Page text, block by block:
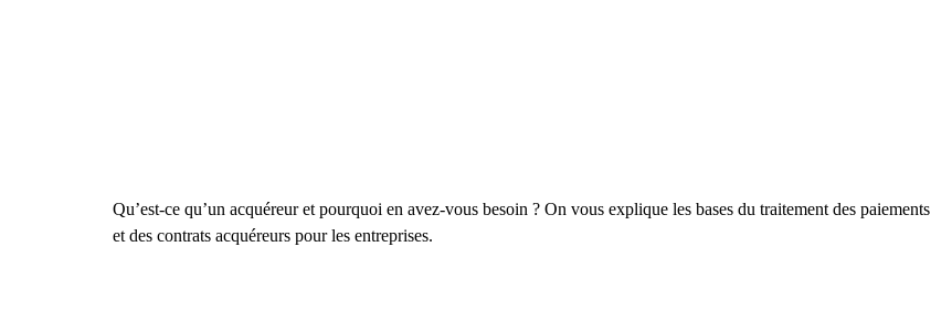
Qu’est-ce qu’un acquéreur et pourquoi en avez-vous besoin ? On vous explique les bases du traitement des paiements
et des contrats acquéreurs pour les entreprises.